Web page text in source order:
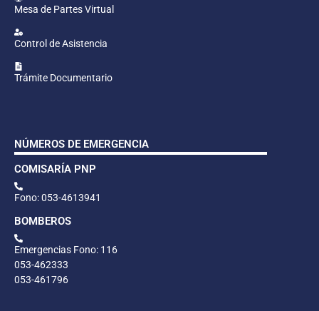
Mesa de Partes Virtual
Control de Asistencia
Trámite Documentario
NÚMEROS DE EMERGENCIA
COMISARÍA PNP
Fono: 053-4613941
BOMBEROS
Emergencias Fono: 116
053-462333
053-461796